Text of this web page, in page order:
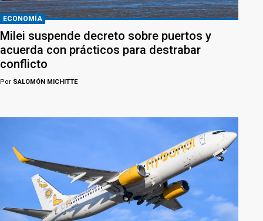
ECONOMÍA
Milei suspende decreto sobre puertos y
acuerda con prácticos para destrabar
conflicto
Por SALOMÓN MICHITTE